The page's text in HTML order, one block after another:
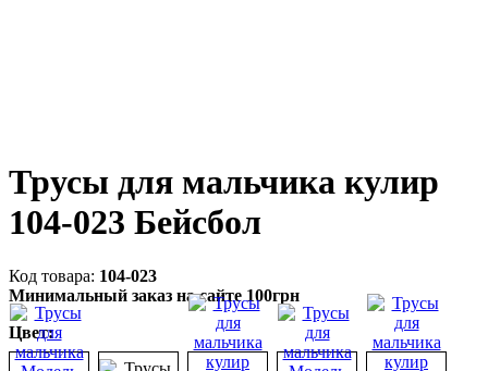
Трусы для мальчика кулир
104-023 Бейсбол
104-023
Минимальный заказ на сайте 100грн
Цвет: